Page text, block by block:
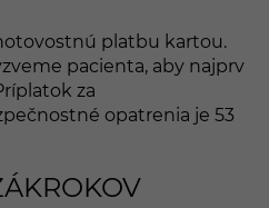
platbu kartou.
pacienta, aby najprv
za
opatrenia je 53